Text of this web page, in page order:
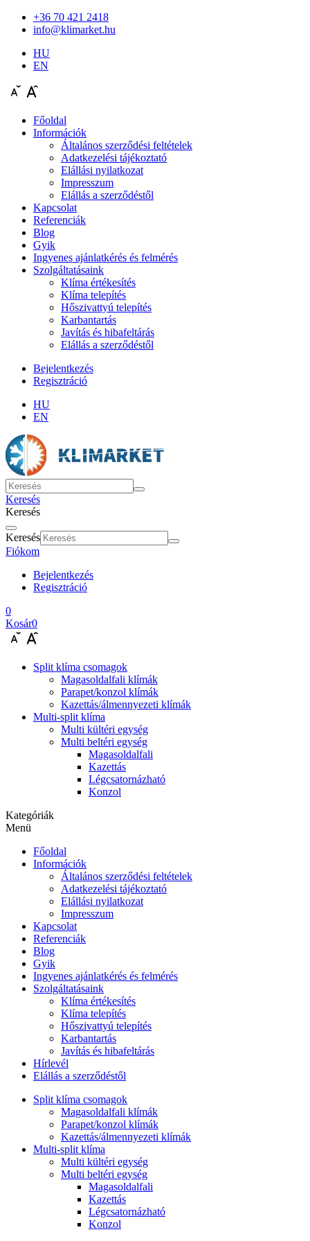
+36 70 421 2418
info@klimarket.hu
HU
EN
Főoldal
Információk
Általános szerződési feltételek
Adatkezelési tájékoztató
Elállási nyilatkozat
Impresszum
Elállás a szerződéstől
Kapcsolat
Referenciák
Blog
Gyik
Ingyenes ajánlatkérés és felmérés
Szolgáltatásaink
Klíma értékesítés
Klíma telepítés
Hőszivattyú telepítés
Karbantartás
Javítás és hibafeltárás
Elállás a szerződéstől
Bejelentkezés
Regisztráció
HU
EN
Keresés
Keresés
Keresés
Fiókom
Bejelentkezés
Regisztráció
0
Kosár0
Split klíma csomagok
Magasoldalfali klímák
Parapet/konzol klímák
Kazettás/álmennyezeti klímák
Multi-split klíma
Multi kültéri egység
Multi beltéri egység
Magasoldalfali
Kazettás
Légcsatornázható
Konzol
Kategóriák
Menü
Főoldal
Információk
Általános szerződési feltételek
Adatkezelési tájékoztató
Elállási nyilatkozat
Impresszum
Kapcsolat
Referenciák
Blog
Gyik
Ingyenes ajánlatkérés és felmérés
Szolgáltatásaink
Klíma értékesítés
Klíma telepítés
Hőszivattyú telepítés
Karbantartás
Javítás és hibafeltárás
Hírlevél
Elállás a szerződéstől
Split klíma csomagok
Magasoldalfali klímák
Parapet/konzol klímák
Kazettás/álmennyezeti klímák
Multi-split klíma
Multi kültéri egység
Multi beltéri egység
Magasoldalfali
Kazettás
Légcsatornázható
Konzol